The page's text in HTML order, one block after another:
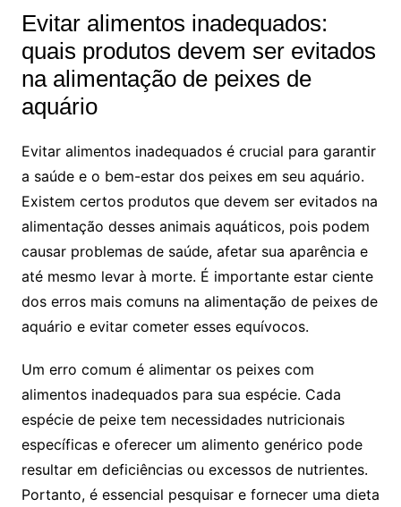
Evitar alimentos ⁣inadequados:
quais ⁤produtos devem ser evitados
na alimentação de ‌peixes ⁣de
aquário
Evitar ⁤alimentos inadequados é crucial​ para garantir
a saúde ⁤e o⁢ bem-estar dos peixes ⁢em ⁣seu ⁢aquário.
‌Existem certos ‌produtos que devem ser⁢ evitados na
alimentação desses animais aquáticos, pois podem
causar ⁤problemas ‍de saúde,⁢ afetar sua⁢ aparência e ​
até ‌mesmo ⁣levar⁣ à⁢ morte. É importante estar ciente
dos erros mais comuns na alimentação de⁢ peixes de
aquário ⁤e⁢ evitar cometer esses equívocos.
Um erro ⁤comum é alimentar os peixes com
alimentos inadequados para sua espécie. Cada
‌espécie de ​peixe⁤ tem necessidades⁢ nutricionais
específicas ​e ⁣oferecer um alimento genérico pode⁣
resultar em deficiências​ ou excessos ‍de⁢ nutrientes.
Portanto, é essencial‍ pesquisar e fornecer uma ​dieta